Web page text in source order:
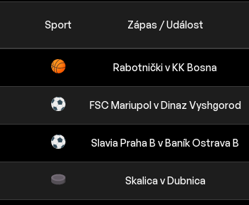
Sport Zápas / Událost
Rabotnički v KK Bosna
FSC Mariupol v Dinaz Vyshgorod
Slavia Praha B v Baník Ostrava B
Skalica v Dubnica